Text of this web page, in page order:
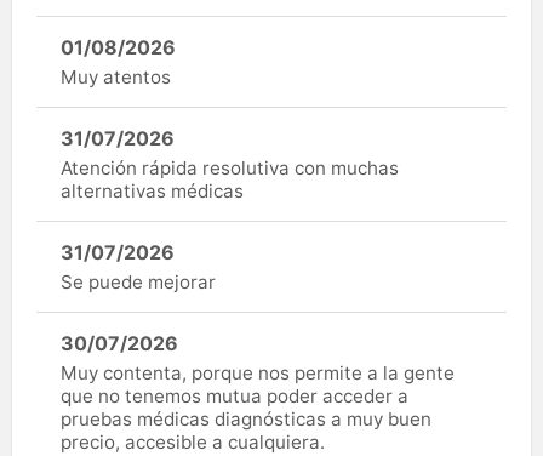
01/08/2026
Muy atentos
31/07/2026
Atención rápida resolutiva con muchas
alternativas médicas
31/07/2026
Se puede mejorar
30/07/2026
Muy contenta, porque nos permite a la gente
que no tenemos mutua poder acceder a
pruebas médicas diagnósticas a muy buen
precio, accesible a cualquiera.